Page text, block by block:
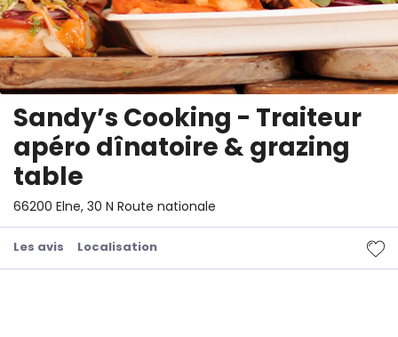
Sandy’s Cooking - Traiteur
apéro dînatoire & grazing
table
66200 Elne, 30 N Route nationale
Les avis Localisation